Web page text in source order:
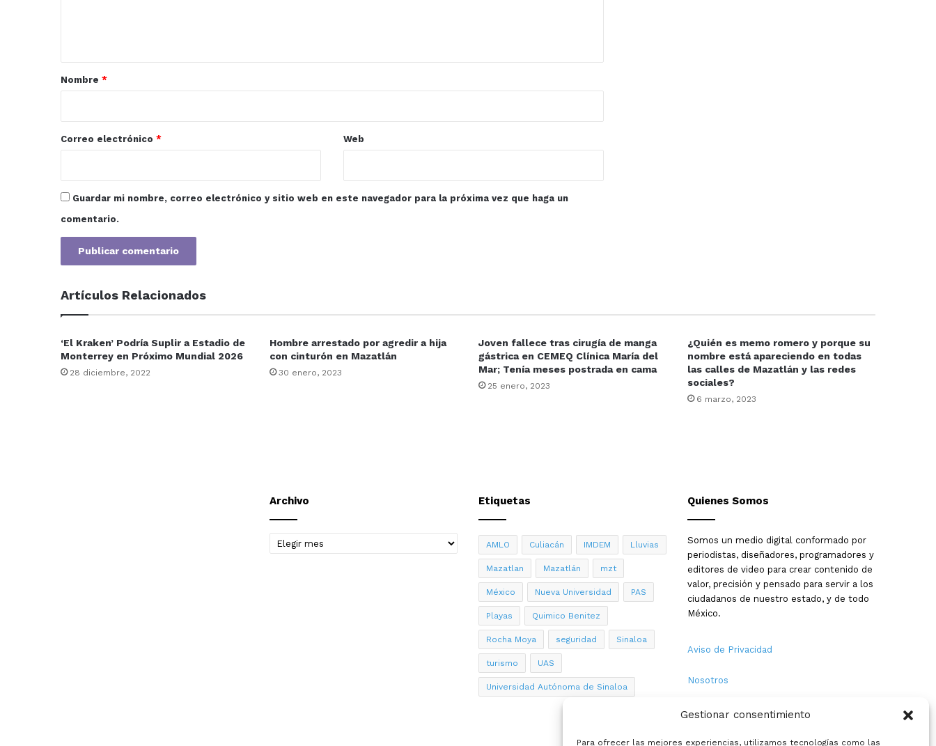
Gestionar consentimiento
Para ofrecer las mejores experiencias, utilizamos tecnologías como las
r
*
Nombre *
Correo electrónico * Web
Guardar mi nombre, correo electrónico y sitio web en este navegador para la próxima vez que haga un
comentario.
Artículos Relacionados
‘El Kraken’ Podría Suplir a Estadio de
Monterrey en Próximo Mundial 2026
28 diciembre, 2022
Hombre arrestado por agredir a hija
con cinturón en Mazatlán
30 enero, 2023
Joven fallece tras cirugía de manga
gástrica en CEMEQ Clínica María del
Mar; Tenía meses postrada en cama
25 enero, 2023
¿Quién es memo romero y porque su
nombre está apareciendo en todas
las calles de Mazatlán y las redes
sociales?
6 marzo, 2023
Archivo
Archivo
Etiquetas
AMLO Culiacán IMDEM Lluvias
Mazatlan Mazatlán mzt
México Nueva Universidad PAS
Playas Quimico Benitez
Rocha Moya seguridad Sinaloa
turismo UAS
Universidad Autónoma de Sinaloa
Quienes Somos
Somos un medio digital conformado por
periodistas, diseñadores, programadores y
editores de video para crear contenido de
valor, precisión y pensado para servir a los
ciudadanos de nuestro estado, y de todo
México.
Aviso de Privacidad
Nosotros
Términos y Condiciones
Política de Cookies